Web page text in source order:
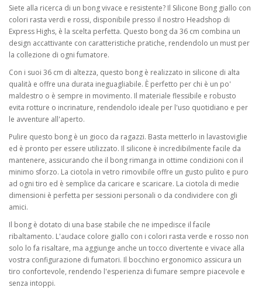
Siete alla ricerca di un bong vivace e resistente? Il Silicone Bong giallo con
colori rasta verdi e rossi, disponibile presso il nostro Headshop di
Express Highs, è la scelta perfetta. Questo bong da 36 cm combina un
design accattivante con caratteristiche pratiche, rendendolo un must per
la collezione di ogni fumatore.
Con i suoi 36 cm di altezza, questo bong è realizzato in silicone di alta
qualità e offre una durata ineguagliabile. È perfetto per chi è un po'
maldestro o è sempre in movimento. Il materiale flessibile e robusto
evita rotture o incrinature, rendendolo ideale per l'uso quotidiano e per
le avventure all'aperto.
Pulire questo bong è un gioco da ragazzi. Basta metterlo in lavastoviglie
ed è pronto per essere utilizzato. Il silicone è incredibilmente facile da
mantenere, assicurando che il bong rimanga in ottime condizioni con il
minimo sforzo. La ciotola in vetro rimovibile offre un gusto pulito e puro
ad ogni tiro ed è semplice da caricare e scaricare. La ciotola di medie
dimensioni è perfetta per sessioni personali o da condividere con gli
amici.
Il bong è dotato di una base stabile che ne impedisce il facile
ribaltamento. L'audace colore giallo con i colori rasta verde e rosso non
solo lo fa risaltare, ma aggiunge anche un tocco divertente e vivace alla
vostra configurazione di fumatori. Il bocchino ergonomico assicura un
tiro confortevole, rendendo l'esperienza di fumare sempre piacevole e
senza intoppi.